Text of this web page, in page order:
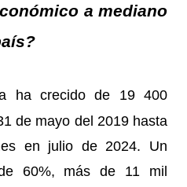
a mediano
ha crecido de 19 400
de mayo del 2019 hasta
en julio de 2024. Un
60%, más de 11 mil